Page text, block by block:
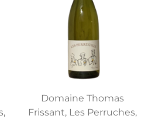
Domaine Thomas
Frissant, Les Perruches,